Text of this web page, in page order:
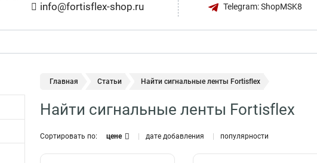
info@fortisflex-shop.ru
Telegram: ShopMSK8
Главная Статьи Найти сигнальные ленты Fortisflex
Найти сигнальные ленты Fortisflex
Сортировать по: цене дате добавления популярности